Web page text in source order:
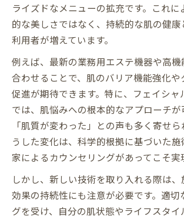
ライズドなメニューの拡充です。これに
的な美しさではなく、持続的な肌の健康
利用者が増えています。
例えば、最新の業務用エステ機器や高
合わせることで、肌のバリア機能強化や
促進が期待できます。特に、フェイシャ
では、肌悩みへの根本的なアプローチが
「肌質が変わった」との声も多く寄せ
うした変化は、科学的根拠に基づいた
家によるカウンセリングがあってこそ実
しかし、新しい技術を取り入れる際は
効果の持続性にも注意が必要です。適切
グを受け、自分の肌状態やライフスタ